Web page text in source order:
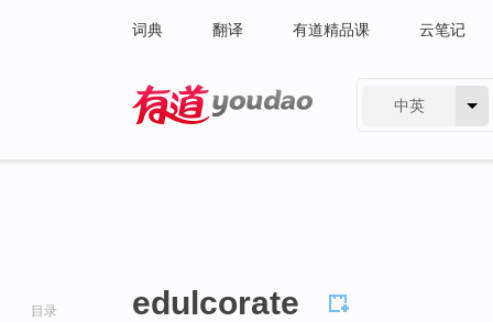
词典 翻译 有道精品课 云笔记
中英
目录 edulcorate